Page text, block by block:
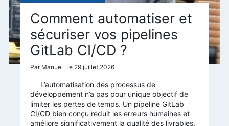
Comment automatiser et
sécuriser vos pipelines
GitLab CI/CD ?
Par Manuel , le 29 juillet 2026
L’automatisation des processus de
développement n’a pas pour unique objectif de
limiter les pertes de temps. Un pipeline GitLab
CI/CD bien conçu réduit les erreurs humaines et
améliore significativement la qualité des livrables.